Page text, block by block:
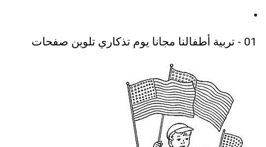
01 - تربية أطفالنا مجانا يوم تذكاري تلوين صفحات